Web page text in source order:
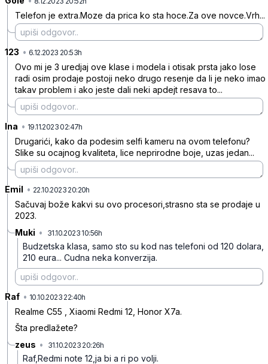
Telefon je extra.Moze da prica ko sta hoce.Za ove novce.Vrh...
123 • 6.12.2023 20:53h
Ovo mi je 3 uredjaj ove klase i modela i otisak prsta jako lose
radi osim prodaje postoji neko drugo resenje da li je neko imao
takav problem i ako jeste dali neki apdejt resava to...
Ina • 19.11.2023 02:47h
Drugarići, kako da podesim selfi kameru na ovom telefonu?
Slike su ocajnog kvaliteta, lice neprirodne boje, uzas jedan...
Emil • 22.10.2023 20:20h
Sačuvaj bože kakvi su ovo procesori,strasno sta se prodaje u
2023.
Muki • 31.10.2023 10:56h
Budzetska klasa, samo sto su kod nas telefoni od 120 dolara,
210 eura... Cudna neka konverzija.
Raf • 10.10.2023 22:40h
Realme C55 , Xiaomi Redmi 12, Honor X7a.
Šta predlažete?
zeus • 31.10.2023 20:26h
Raf,Redmi note 12,ja bi a ri po volji.